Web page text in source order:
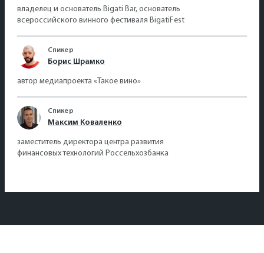
владелец и основатель Bigati Bar, основатель
всероссийского винного фестиваля BigatiFest
Спикер
Борис Шрамко
автор медиапроекта «Такое вино»
Спикер
Максим Коваленко
заместитель директора центра развития
финансовых технологий Россельхозбанка